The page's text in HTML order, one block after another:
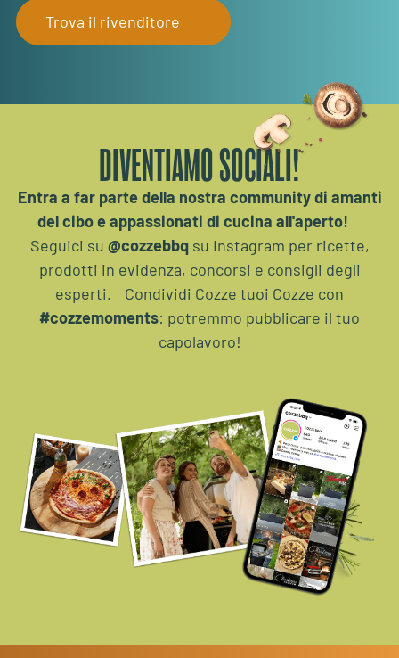
Trova il rivenditore
DIVENTIAMO SOCIALI!
Entra a far parte della nostra community di amanti
del cibo e appassionati di cucina all'aperto!
Seguici su @cozzebbqsu Instagram per ricette,
prodotti in evidenza, concorsi e consigli degli
esperti. Condividi Cozze tuoi Cozze con
#cozzemoments: potremmo pubblicare il tuo
capolavoro!